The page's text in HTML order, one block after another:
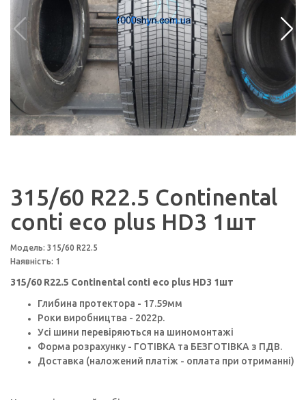
315/60 R22.5 Continental
conti eco plus HD3 1шт
Модель: 315/60 R22.5
Наявність: 1
315/60 R22.5 Continental conti eco plus HD3 1шт
Глибина протектора - 17.59мм
Роки виробництва - 2022p.
Усі шини перевіряються на шиномонтажі
Форма розрахунку - ГОТІВКА та БЕЗГОТІВКА з ПДВ.
Доставка (наложений платіж - оплата при отриманні)